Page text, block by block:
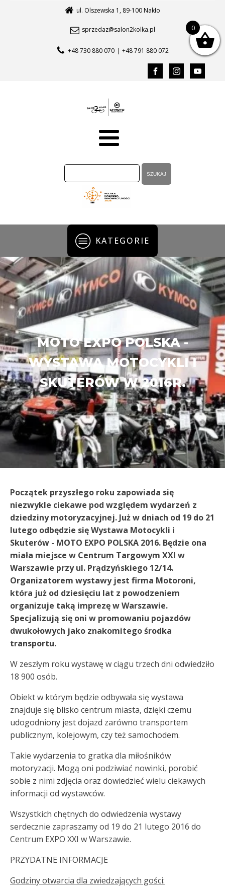
ul. Olszewska 1, 89-100 Nakło
sprzedaz@salon2kolka.pl
+48 730 880 070 | +48 791 880 072
KATEGORIE
MOTO EXPO POLSKA -
WYSTAWA MOTOCYKLI I
SKUTERÓW W 2016R.
Początek przyszłego roku zapowiada się
niezwykle ciekawe pod względem wydarzeń z
dziedziny motoryzacyjnej. Już w dniach od 19 do 21
lutego odbędzie się Wystawa Motocykli i
Skuterów - MOTO EXPO POLSKA 2016. Będzie ona
miała miejsce w Centrum Targowym XXI w
Warszawie przy ul. Prądzyńskiego 12/14.
Organizatorem wystawy jest firma Motoroni,
która już od dziesięciu lat z powodzeniem
organizuje taką imprezę w Warszawie.
Specjalizują się oni w promowaniu pojazdów
dwukołowych jako znakomitego środka
transportu.
W zeszłym roku wystawę w ciągu trzech dni odwiedziło
18 900 osób.
Obiekt w którym będzie odbywała się wystawa
znajduje się blisko centrum miasta, dzięki czemu
udogodniony jest dojazd zarówno transportem
publicznym, kolejowym, czy też samochodem.
Takie wydarzenia to gratka dla miłośników
motoryzacji. Mogą oni podziwiać nowinki, porobić
sobie z nimi zdjęcia oraz dowiedzieć wielu ciekawych
informacji od wystawców.
Wszystkich chętnych do odwiedzenia wystawy
serdecznie zapraszamy od 19 do 21 lutego 2016 do
Centrum EXPO XXI w Warszawie.
PRZYDATNE INFORMACJE
Godziny otwarcia dla zwiedzających gości:
0